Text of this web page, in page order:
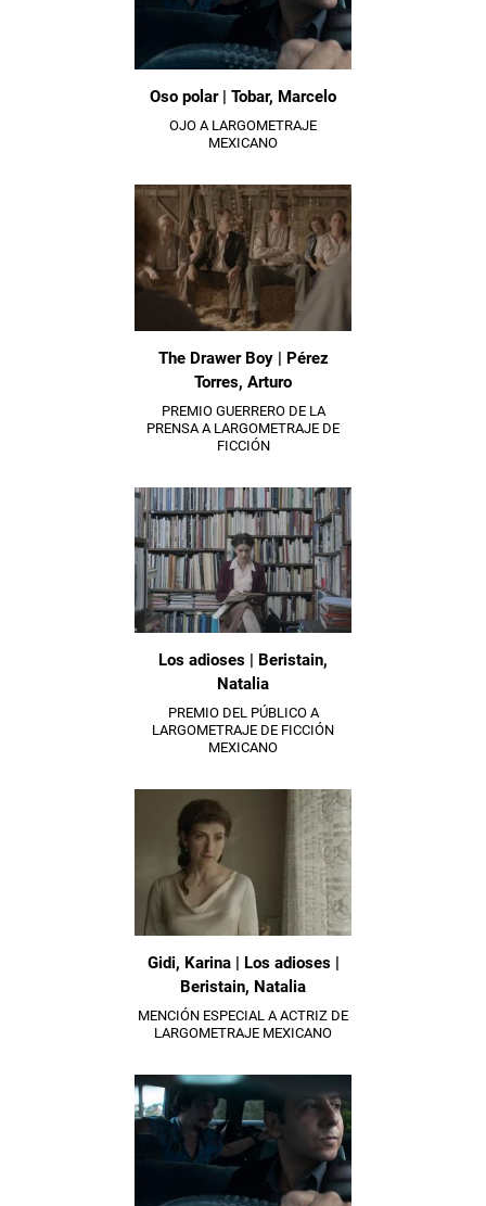
Oso polar | Tobar, Marcelo
OJO A LARGOMETRAJE
MEXICANO
The Drawer Boy | Pérez
Torres, Arturo
PREMIO GUERRERO DE LA
PRENSA A LARGOMETRAJE DE
FICCIÓN
Los adioses | Beristain,
Natalia
PREMIO DEL PÚBLICO A
LARGOMETRAJE DE FICCIÓN
MEXICANO
Gidi, Karina | Los adioses |
Beristain, Natalia
MENCIÓN ESPECIAL A ACTRIZ DE
LARGOMETRAJE MEXICANO